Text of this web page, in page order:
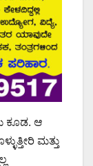
ಕೂಡ. ಆ
ಮತ್ತು